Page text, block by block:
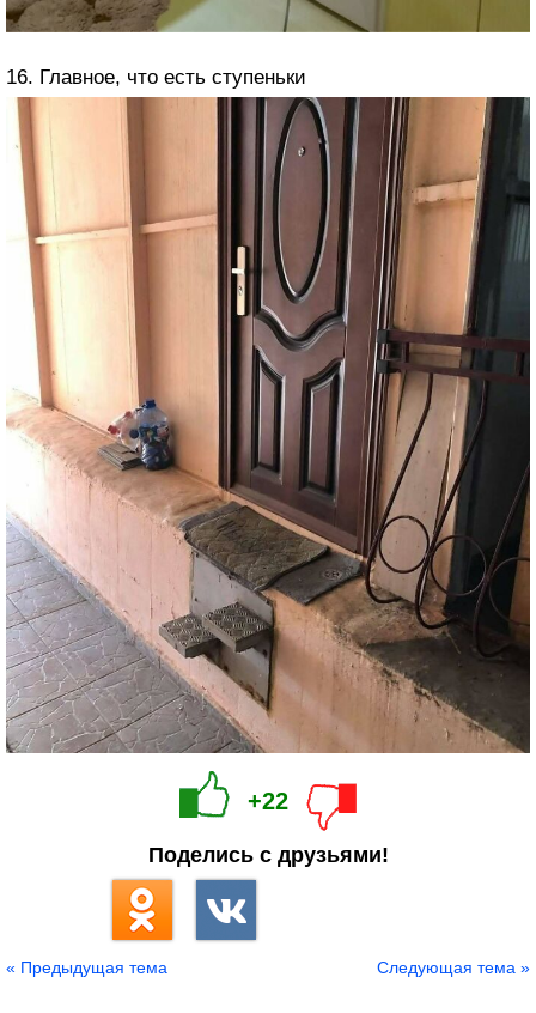
16. Главное, что есть ступеньки
+22
Поделись с друзьями!
« Предыдущая тема Следующая тема »